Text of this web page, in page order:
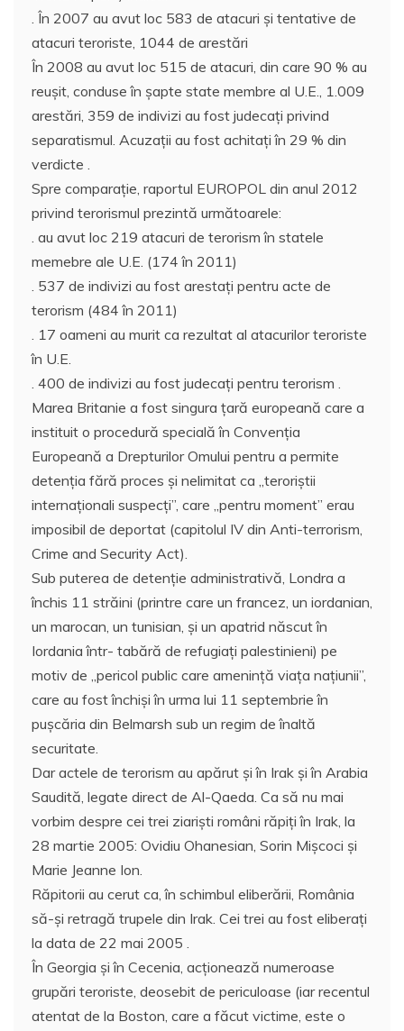
. În 2007 au avut loc 583 de atacuri şi tentative de
atacuri teroriste, 1044 de arestări
În 2008 au avut loc 515 de atacuri, din care 90 % au
reuşit, conduse în şapte state membre al U.E., 1.009
arestări, 359 de indivizi au fost judecaţi privind
separatismul. Acuzaţii au fost achitaţi în 29 % din
verdicte .
Spre comparaţie, raportul EUROPOL din anul 2012
privind terorismul prezintă următoarele:
. au avut loc 219 atacuri de terorism în statele
memebre ale U.E. (174 în 2011)
. 537 de indivizi au fost arestaţi pentru acte de
terorism (484 în 2011)
. 17 oameni au murit ca rezultat al atacurilor teroriste
în U.E.
. 400 de indivizi au fost judecaţi pentru terorism .
Marea Britanie a fost singura ţară europeană care a
instituit o procedură specială în Convenţia
Europeană a Drepturilor Omului pentru a permite
detenţia fără proces şi nelimitat ca „teroriştii
internaţionali suspecţi”, care „pentru moment” erau
imposibil de deportat (capitolul IV din Anti-terrorism,
Crime and Security Act).
Sub puterea de detenţie administrativă, Londra a
închis 11 străini (printre care un francez, un iordanian,
un marocan, un tunisian, şi un apatrid născut în
Iordania într- tabără de refugiaţi palestinieni) pe
motiv de „pericol public care ameninţă viaţa naţiunii”,
care au fost închişi în urma lui 11 septembrie în
puşcăria din Belmarsh sub un regim de înaltă
securitate.
Dar actele de terorism au apărut şi în Irak şi în Arabia
Saudită, legate direct de Al-Qaeda. Ca să nu mai
vorbim despre cei trei ziarişti români răpiţi în Irak, la
28 martie 2005: Ovidiu Ohanesian, Sorin Mişcoci şi
Marie Jeanne Ion.
Răpitorii au cerut ca, în schimbul eliberării, România
să-şi retragă trupele din Irak. Cei trei au fost eliberaţi
la data de 22 mai 2005 .
În Georgia şi în Cecenia, acţionează numeroase
grupări teroriste, deosebit de periculoase (iar recentul
atentat de la Boston, care a făcut victime, este o